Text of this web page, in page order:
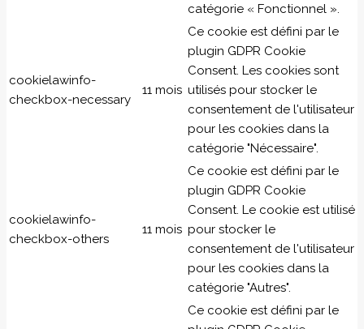
catégorie « Fonctionnel ».
cookielawinfo-
checkbox-necessary
11 mois
Ce cookie est défini par le
plugin GDPR Cookie
Consent. Les cookies sont
utilisés pour stocker le
consentement de l'utilisateur
pour les cookies dans la
catégorie "Nécessaire".
cookielawinfo-
checkbox-others
11 mois
Ce cookie est défini par le
plugin GDPR Cookie
Consent. Le cookie est utilisé
pour stocker le
consentement de l'utilisateur
pour les cookies dans la
catégorie "Autres".
Ce cookie est défini par le